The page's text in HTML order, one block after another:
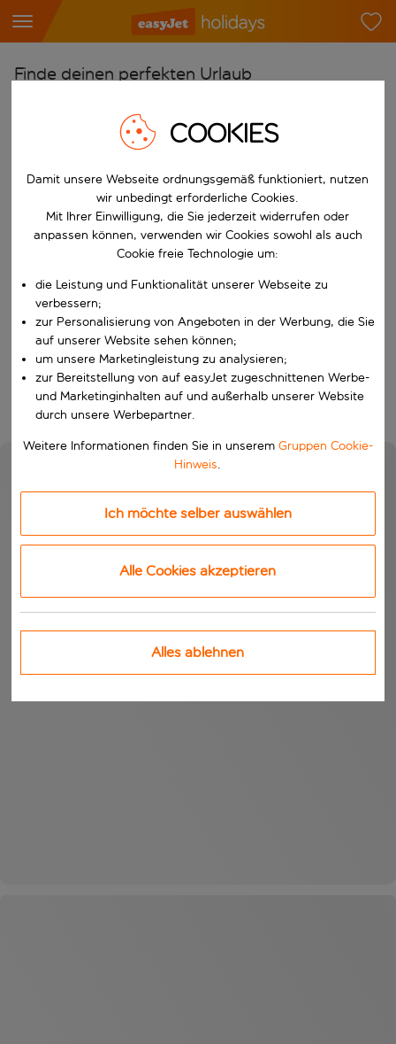
Finde deinen perfekten Urlaub
Flughafen wählen
Beginne mit der Eingabe für die automatische
Reiseziel wählen
Nach
Wähle ein Ab- und Rückflugdatum aus.
Reisezeitraum wählen
Wann
Wer
Suchen
COOKIES
Damit unsere Webseite ordnungsgemäß funktioniert, nutzen
wir unbedingt erforderliche Cookies.
Mit Ihrer Einwilligung, die Sie jederzeit widerrufen oder
anpassen können, verwenden wir Cookies sowohl als auch
Cookie freie Technologie um:
die Leistung und Funktionalität unserer Webseite zu
verbessern;
zur Personalisierung von Angeboten in der Werbung, die Sie
auf unserer Website sehen können;
um unsere Marketingleistung zu analysieren;
zur Bereitstellung von auf easyJet zugeschnittenen Werbe-
und Marketinginhalten auf und außerhalb unserer Website
durch unsere Werbepartner.
Weitere Informationen finden Sie in unserem Gruppen Cookie-
Hinweis.
Ich möchte selber auswählen
Alle Cookies akzeptieren
Alles ablehnen